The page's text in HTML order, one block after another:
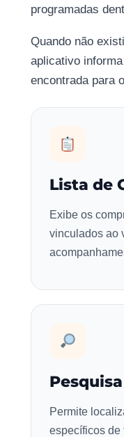
programadas
Quando não
aplicativo
encontrada para
Lista de
Exibe os
vinculados ao
Permite
específicos de